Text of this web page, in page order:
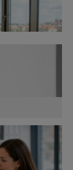
– jak na ně